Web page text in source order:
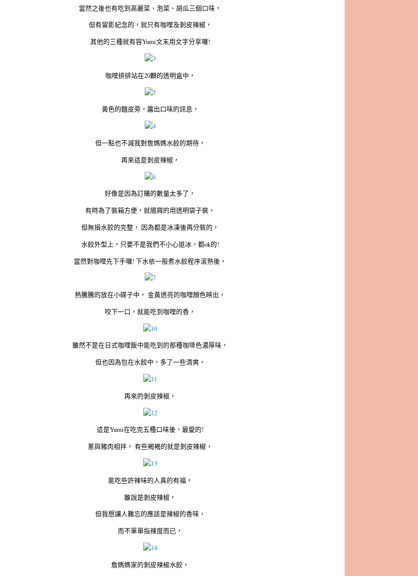
當然之後也有吃到高麗菜、泡菜、胡瓜三個口味，
但有留影紀念的，就只有咖哩及剝皮辣椒，
其他的三種就有容Yumi文末用文字分享囉!
咖哩排排站在20顆的透明盒中，
黃色的麵皮旁，露出口味的訊息，
但一點也不減我對詹媽媽水餃的期待，
再來這是剝皮辣椒，
好像是因為訂購的數量太多了，
有時為了裝箱方便，就隨興的用透明袋子裝，
但無損水餃的完整， 因為都是冰凍後再分裝的，
水餃外型上，只要不是我們不小心退冰，都ok的!
當然對咖哩先下手囉! 下水依一般煮水餃程序滾熟後，
熱騰騰的放在小碟子中， 金黃透亮的咖哩顏色映出，
咬下一口，就能吃到咖哩的香，
雖然不是在日式咖哩飯中能吃到的那種咖啡色濃厚味，
但也因為包在水餃中，多了一些清爽，
再來的剝皮辣椒，
這是Yumi在吃完五種口味後，最愛的!
蔥與豬肉相拌， 有些褐褐的就是剝皮辣椒，
能吃些許辣味的人真的有福，
雖說是剝皮辣椒，
但我想讓人難忘的應該是辣椒的香味，
而不單單指辣度而已，
詹媽媽家的剝皮辣椒水餃，